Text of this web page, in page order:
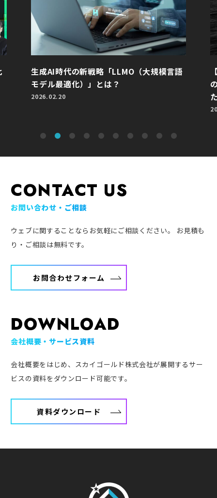
生成AI時代の新戦略「LLMO（大規模言語
モデル最適化）」とは？
2026.02.20
CONTACT US
お問い合わせ・ご相談
ウェブに関することならお気軽にご相談ください。
お見積も
り・ご相談は無料です。
お問合わせフォーム
DOWNLOAD
会社概要・サービス資料
会社概要をはじめ、スカイゴールド株式会社が展開するサー
ビスの資料をダウンロード可能です。
資料ダウンロード